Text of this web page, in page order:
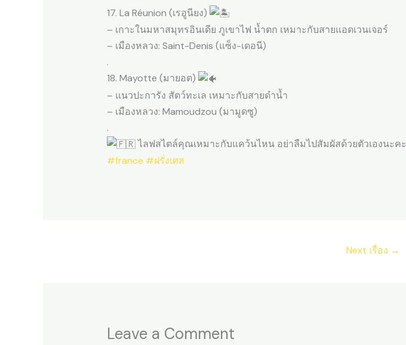
17. La Réunion (เรอูนียง)
– เกาะในมหาสมุทรอินเดีย ภูเขาไฟ น้ำตก เหมาะกับสายแอดเวนเจอร์
– เมืองหลวง: Saint-Denis (แซ็ง-เดอนี)
.
18. Mayotte (มายอต)
– แนวปะการัง สัตว์ทะเล เหมาะกับสายดำน้ำ
– เมืองหลวง: Mamoudzou (มามูดซู)
.
ไลฟสไตล์คุณเหมาะกับแคว้นไหน อย่าลืมไปสัมผัสด้วยตัวเองนะคะ
#france #ฝรั่งเศส
Next เรื่อง →
Leave a Comment